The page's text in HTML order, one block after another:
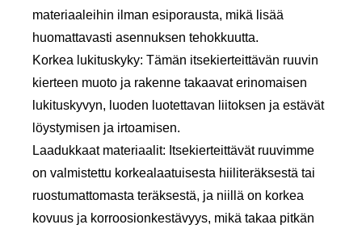
materiaaleihin ilman esiporausta, mikä lisää
huomattavasti asennuksen tehokkuutta.
Korkea lukituskyky: Tämän itsekierteittävän ruuvin
kierteen muoto ja rakenne takaavat erinomaisen
lukituskyvyn, luoden luotettavan liitoksen ja estävät
löystymisen ja irtoamisen.
Laadukkaat materiaalit: Itsekierteittävät ruuvimme
on valmistettu korkealaatuisesta hiiliteräksestä tai
ruostumattomasta teräksestä, ja niillä on korkea
kovuus ja korroosionkestävyys, mikä takaa pitkän